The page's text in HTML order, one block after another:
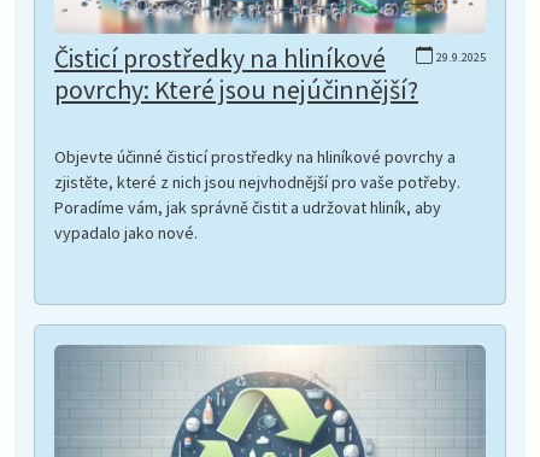
29.9.2025
Čisticí prostředky na hliníkové
povrchy: Které jsou nejúčinnější?
Objevte účinné čisticí prostředky na hliníkové povrchy a
zjistěte, které z nich jsou nejvhodnější pro vaše potřeby.
Poradíme vám, jak správně čistit a udržovat hliník, aby
vypadalo jako nové.